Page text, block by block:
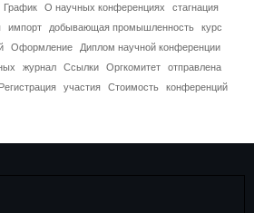
График О научных конференциях
стагнация
импорт добывающая промышленность
курс
Оформление
Диплом научной конференции
журнал Ссылки Оргкомитет
отправлена
Регистрация участия Стоимость
конференций